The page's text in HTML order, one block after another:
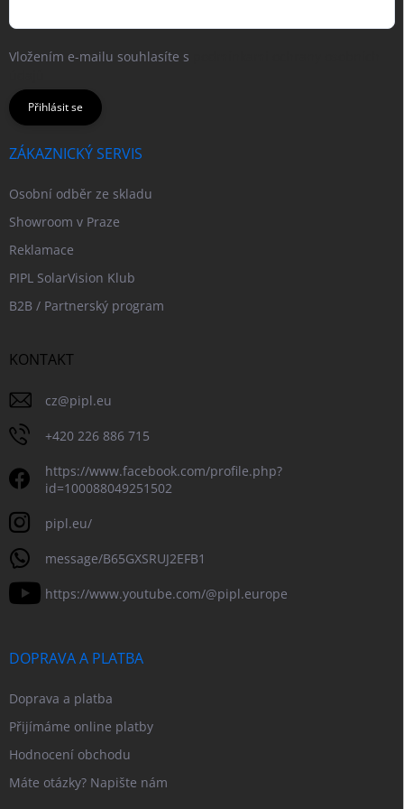
Vložením e-mailu souhlasíte s
Přihlásit se
ZÁKAZNICKÝ SERVIS
Osobní odběr ze skladu
Showroom v Praze
Reklamace
PIPL SolarVision Klub
B2B / Partnerský program
KONTAKT
cz@pipl.eu
+420 226 886 715
https://www.facebook.com/profile.php?
id=100088049251502
pipl.eu/
message/B65GXSRUJ2EFB1
https://www.youtube.com/@pipl.europe
DOPRAVA A PLATBA
Doprava a platba
Přijímáme online platby
Hodnocení obchodu
Máte otázky? Napište nám